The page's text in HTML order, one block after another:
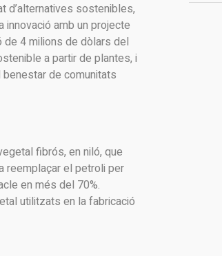
d’alternatives sostenibles,
innovació amb un projecte
de 4 milions de dòlars del
a partir de plantes, i
de comunitats
fibrós, en niló, que
reemplaçar el petroli per
en més del 70%.
utilitzats en la fabricació